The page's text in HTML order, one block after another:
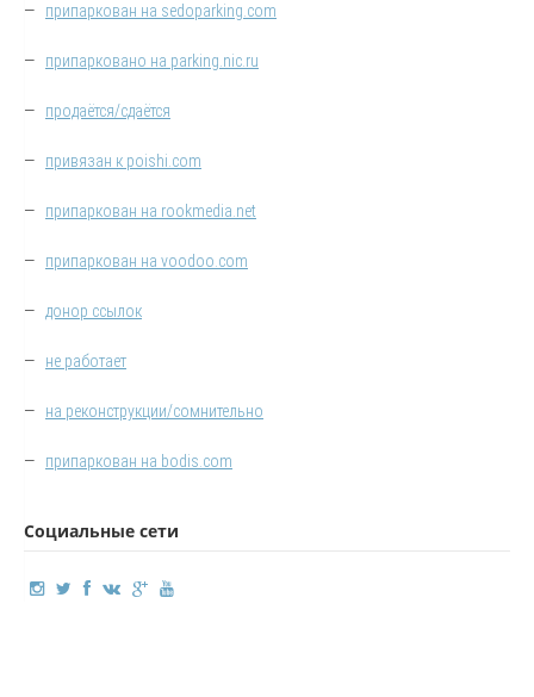
— припаркован на sedoparking.com
— припарковано на parking.nic.ru
— продаётся/сдаётся
— привязан к poishi.com
— припаркован на rookmedia.net
— припаркован на voodoo.com
— донор ссылок
— не работает
— на реконструкции/сомнительно
— припаркован на bodis.com
Социальные сети